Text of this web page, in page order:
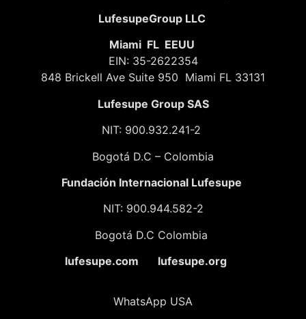
LufesupeGroup LLC
Miami FL EEUU
EIN: 35-2622354
848 Brickell Ave Suite 950 Miami FL 33131
Lufesupe Group SAS
NIT: 900.932.241-2
Bogotá D.C – Colombia
Fundación Internacional Lufesupe
NIT: 900.944.582-2
Bogotá D.C Colombia
lufesupe.com lufesupe.org
WhatsApp USA